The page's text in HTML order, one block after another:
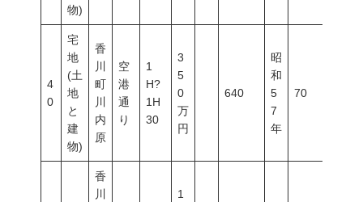
物)
4
0
宅
地
(土
地
と
建
物)
香
川
町
川
内
原
空
港
通
り
1
H?
1H
30
3
5
0
万
円
640
昭
和
5
7
年
70
香
川
1